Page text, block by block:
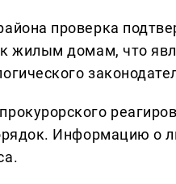
проверка
жилым домам, что
Информацию о